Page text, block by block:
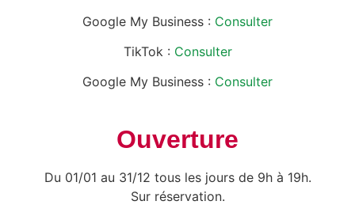
Google My Business : Consulter
TikTok : Consulter
Google My Business : Consulter
Ouverture
Du 01/01 au 31/12 tous les jours de 9h à 19h.
Sur réservation.